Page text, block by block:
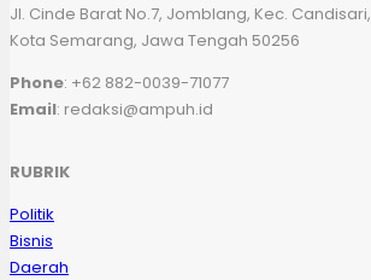
Jl. Cinde Barat No.7, Jomblang, Kec. Candisari,
Kota Semarang, Jawa Tengah 50256
Phone: +62 882-0039-71077
Email: redaksi@ampuh.id
RUBRIK
Politik
Bisnis
Daerah